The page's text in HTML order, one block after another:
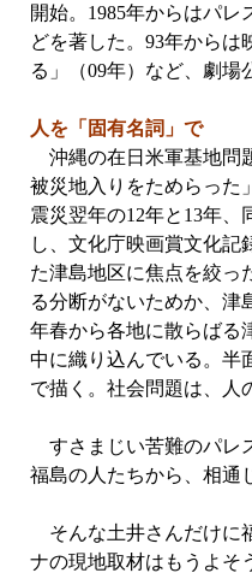
開始。1985年からはパ
どを著した。93年から
る」（09年）など、劇場
人を「固有名詞」で
沖縄の在日米軍基地問
被災地入りをためらった
震災翌年の12年と13年、
し、文化庁映画賞文化記
た津島地区に焦点を絞っ
る分断がないためか、津
年春から各地に散らばる
中に織り込んでいる。半
で描く。社会問題は、人
すさまじい苦難のパレ
福島の人たちから、相通
そんな土井さんだけに
ナの現地取材はもうよそ